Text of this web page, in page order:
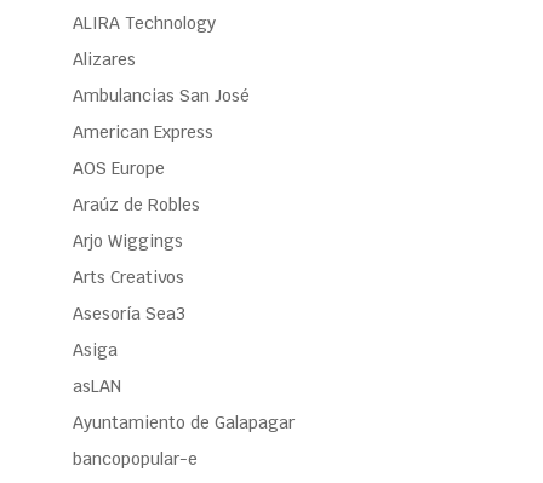
ALIRA Technology
Alizares
Ambulancias San José
American Express
AOS Europe
Araúz de Robles
Arjo Wiggings
Arts Creativos
Asesoría Sea3
Asiga
asLAN
Ayuntamiento de Galapagar
bancopopular-e